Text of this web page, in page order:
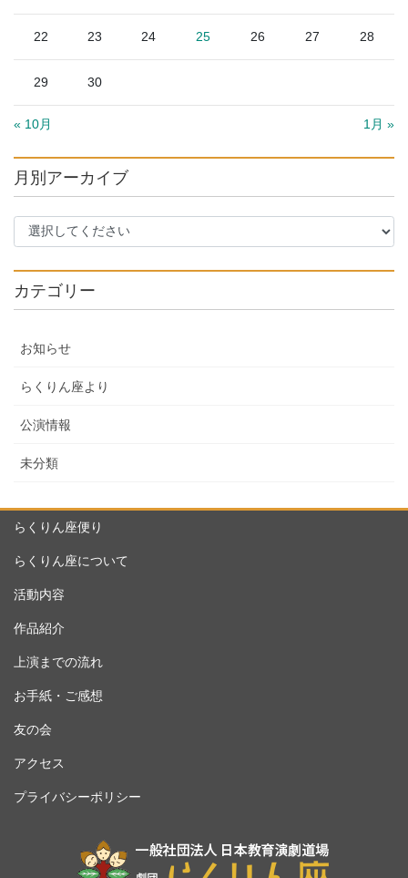
22 23 24 25 26 27 28
29 30
« 10月 1月 »
月別アーカイブ
カテゴリー
お知らせ
らくりん座より
公演情報
未分類
らくりん座便り
らくりん座について
活動内容
作品紹介
上演までの流れ
お手紙・ご感想
友の会
アクセス
プライバシーポリシー